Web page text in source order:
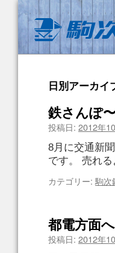
日別アーカイ
鉄さんぽ
投稿日: 2012年
8月に交通新
です。 売れ
カテゴリー: 駒次
都電方面へ
投稿日: 2012年